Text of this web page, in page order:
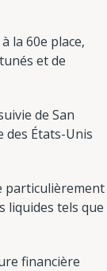
la 60e place,
et de
de San
des États-Unis
particulièrement
liquides tels que
financière